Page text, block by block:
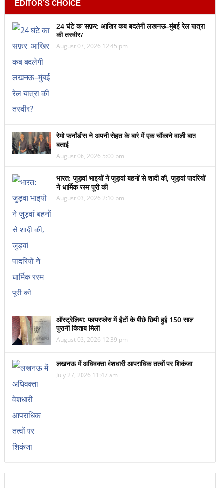
EDITOR’S CHOICE
24 घंटे का सफ़र: आखिर कब बदलेगी लखनऊ–मुंबई रेल यात्रा
की तस्वीर?
August 07, 2026 12:45 pm
रेमो फर्नांडीस ने अपनी सेहत के बारे में एक चौंकाने वाली बात
बताई
August 06, 2026 5:00 pm
भारत: जुड़वां भाइयों ने जुड़वां बहनों से शादी की, जुड़वां पादरियों
ने धार्मिक रस्म पूरी की
August 03, 2026 2:10 pm
ऑस्ट्रेलिया: फायरप्लेस में ईंटों के पीछे छिपी हुई 150 साल
पुरानी किताब मिली
August 03, 2026 12:39 pm
लखनऊ में अधिवक्ता वेशधारी आपराधिक तत्वों पर शिकंजा
July 27, 2026 11:47 am